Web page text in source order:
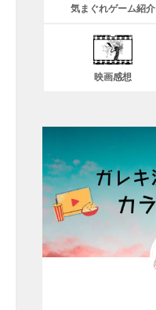
気まぐれゲーム紹介
映画感想